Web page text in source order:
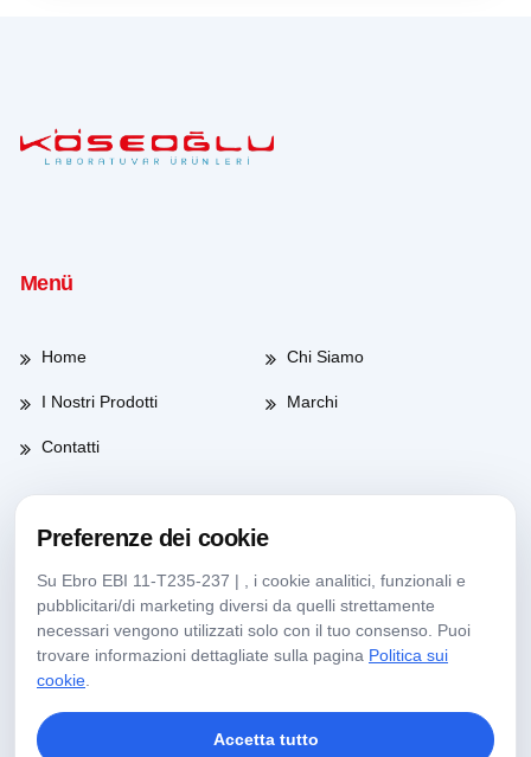
Menü
Home Chi Siamo
I Nostri Prodotti Marchi
Contatti
Giorni feriali 08:00-17:30
09:00-13:30
Preferenze dei cookie
Su Ebro EBI 11-T235-237 | , i cookie analitici, funzionali e
pubblicitari/di marketing diversi da quelli strettamente
necessari vengono utilizzati solo con il tuo consenso. Puoi
trovare informazioni dettagliate sulla pagina Politica sui
cookie
Accetta tutto